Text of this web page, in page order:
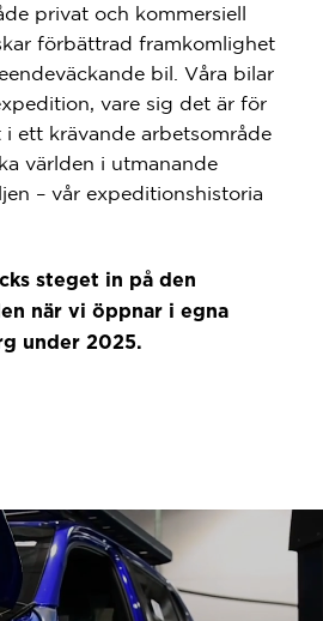
privat och kommersiell
förbättrad framkomlighet
bil. Våra bilar
vare sig det är för
ett krävande arbetsområde
världen i utmanande
– vår expeditionshistoria
steget in på den
när vi öppnar i egna
under 2025.